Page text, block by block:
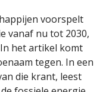
voorspelt
vanaf nu tot 2030,
het artikel komt
tegen. In een
die krant, leest